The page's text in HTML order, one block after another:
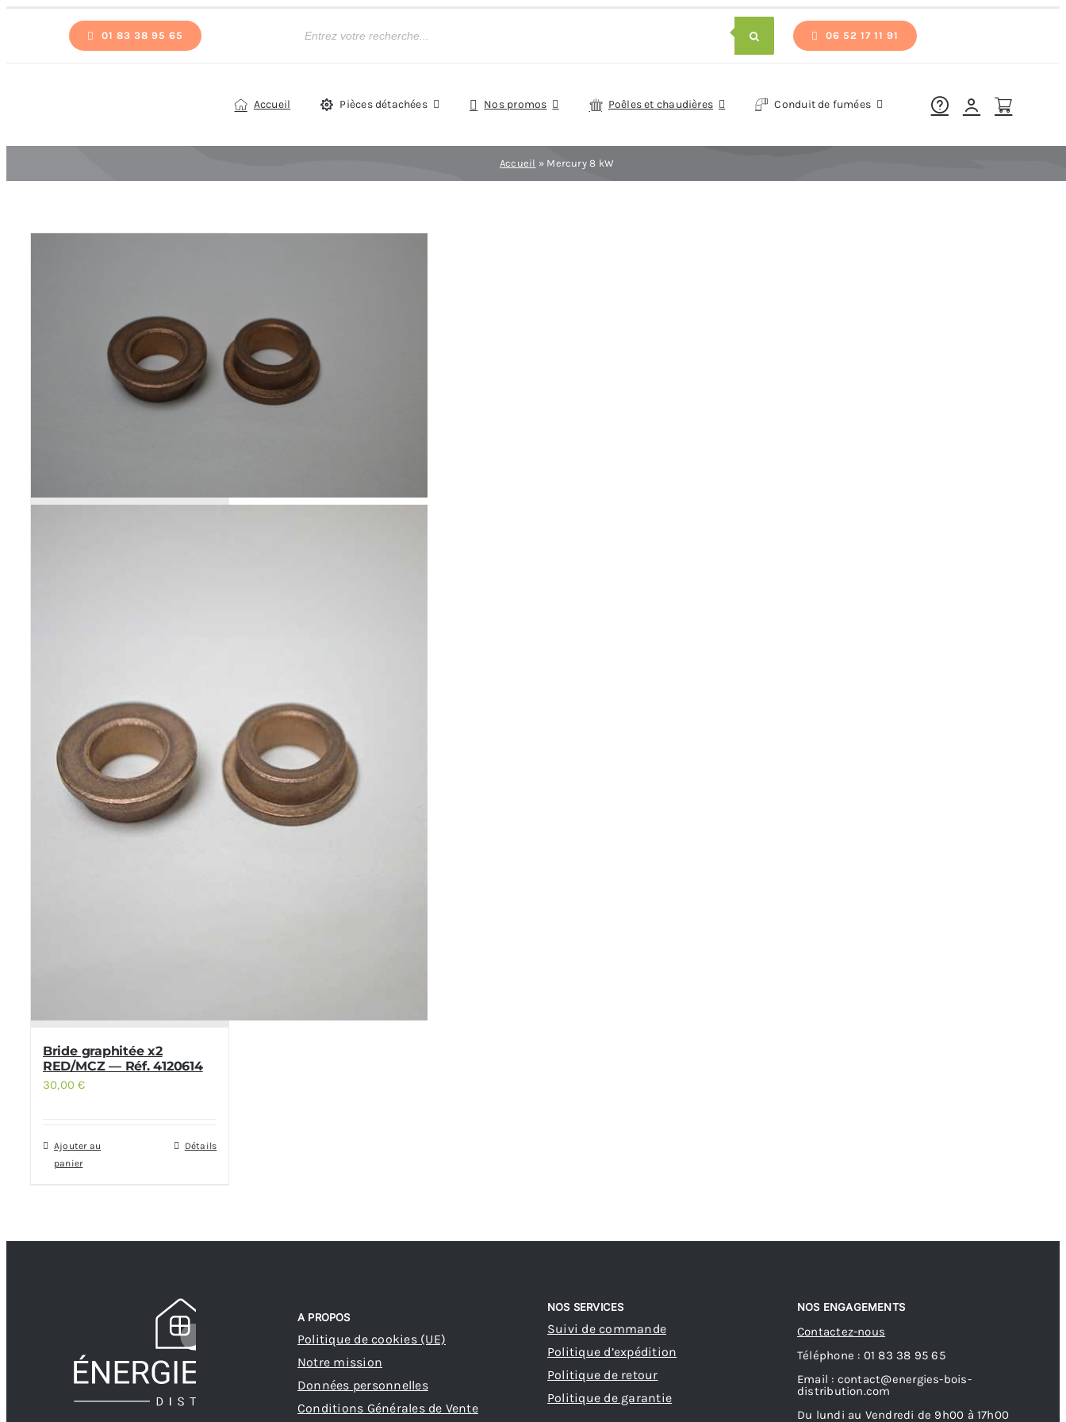
01 83 38 95 65
de
06 52 17 11 91
Accueil Pièces détachées Nos promos Poêles et chaudières Conduit de fumées
Accueil » Mercury 8 kW
Bride graphitée x2
RED/MCZ — Réf. 4120614
30,00€
Ajouter au
panier
Détails
A PROPOS
Politique de cookies (UE)
Notre mission
Données personnelles
Conditions Générales de Vente
NOS SERVICES
Suivi de commande
Politique d’expédition
Politique de retour
Politique de garantie
NOS ENGAGEMENTS
Contactez-nous
Téléphone : 01 83 38 95 65
Email : contact@energies-bois-
distribution.com
Du lundi au Vendredi de 9h00 à 17h00